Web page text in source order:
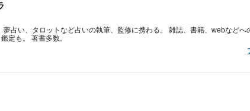
夢占い、タロットなど占いの執筆、監修に携わる。 雑誌、書籍、webなどへ
定も。 著書多数。